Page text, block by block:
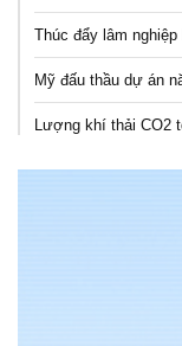
Thúc đẩy lâm
Mỹ đấu thầu dự án
Lượng khí thải CO2